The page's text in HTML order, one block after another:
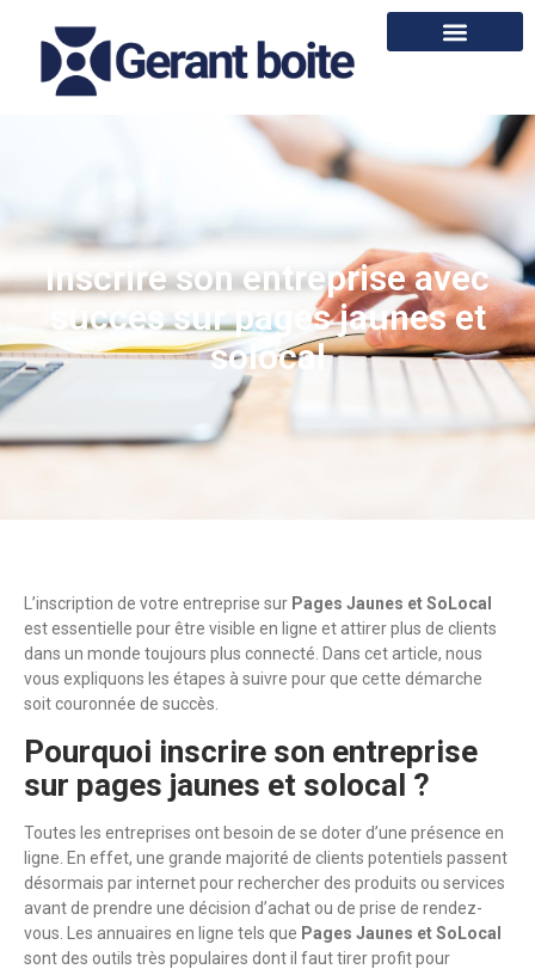
Inscrire son entreprise avec
succes sur pages jaunes et
solocal
L’inscription de votre entreprise sur Pages Jaunes et SoLocal
est essentielle pour être visible en ligne et attirer plus de clients
dans un monde toujours plus connecté. Dans cet article, nous
vous expliquons les étapes à suivre pour que cette démarche
soit couronnée de succès.
Pourquoi inscrire son entreprise
sur pages jaunes et solocal ?
Toutes les entreprises ont besoin de se doter d’une présence en
ligne. En effet, une grande majorité de clients potentiels passent
désormais par internet pour rechercher des produits ou services
avant de prendre une décision d’achat ou de prise de rendez-
vous. Les annuaires en ligne tels que Pages Jaunes et SoLocal
sont des outils très populaires dont il faut tirer profit pour